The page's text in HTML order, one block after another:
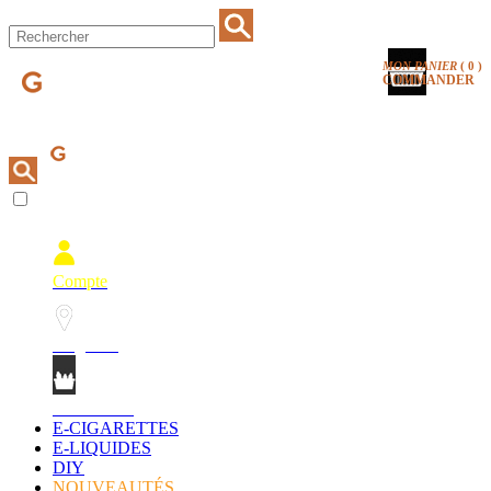
MON PANIER ( 0 )
COMMANDER
Compte
E-CIGARETTES
E-LIQUIDES
DIY
NOUVEAUTÉS